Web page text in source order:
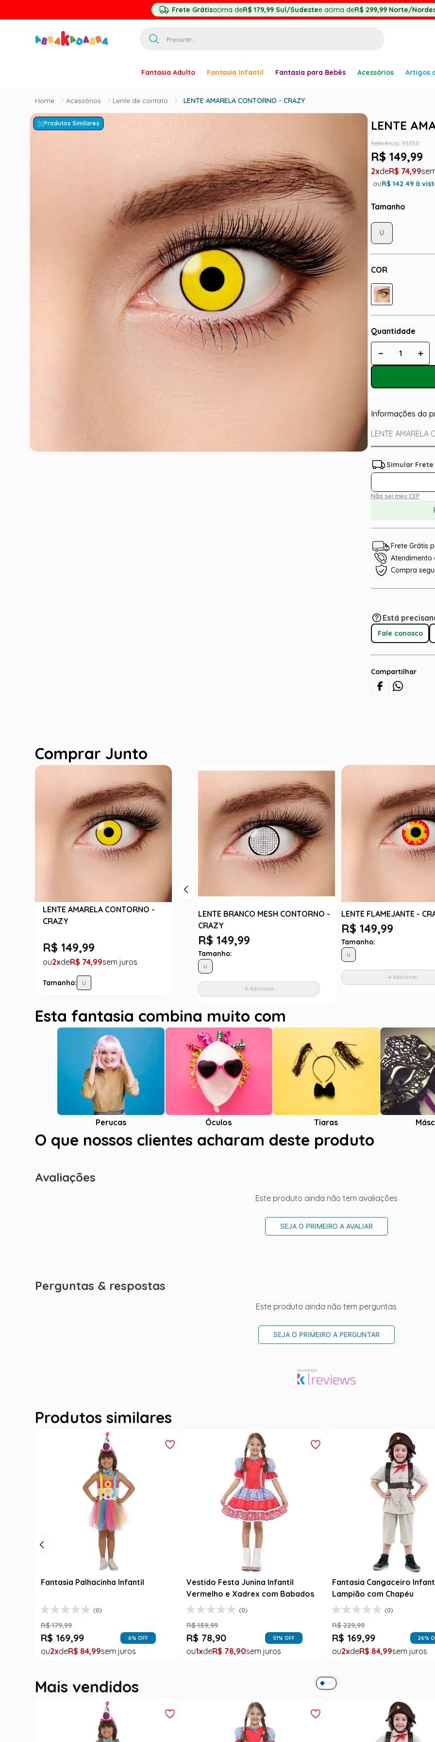
Frete Grátisacima deR$ 179,99 Sul/Sudestee acima deR$ 299,99 Norte/
Fantasia Adulto Fantasia Infantil Fantasia para Bebês Acessórios Artigos
Acessórios Lente de contato LENTE AMARELA CONTORNO - CRAZY
Produtos Similares LENTE
Referência: 93350
R$ 149,99
2 R$ 74,99
ouR$142.49 à
Tamanho
COR
U
Quantidade
＋
－
Informações do
LENTE AMARELA
Não sei meu CEP
Frete Grátis
Atendimento
Compra
Está
Fale conosco
Compartilhar
Comprar Junto
LENTE AMARELA CONTORNO -
CRAZY
R$ 149,99
2 R$ 74,99
Tamanho: U
LENTE BRANCO MESH CONTORNO -
CRAZY
R$ 149,99
Tamanho:
U
Adicionar
LENTE FLAMEJANTE -
R$ 149,99
Tamanho:
U
Adicionar
Esta fantasia combina muito com
Perucas Óculos Tiaras
O que nossos clientes acharam deste produto
Avaliações
Este produto ainda não tem avaliações
SEJA O PRIMEIRO A AVALIAR
Perguntas & respostas
Este produto ainda não tem perguntas
SEJA O PRIMEIRO A PERGUNTAR
Produtos similares
Fantasia Festa Junina Adulto
Jardineira Xadrez Caipira Azul
R$ 139,99
1 R$ 99, 99
Roupa Festa Junina Bebê Menina
Fantasia Rosa Floral com Renda
R$ 189,99
R$ 99,99 47 % OFF
1 R$ 99, 99
Saia Infantil Festa Junina
Xadrez Preto com Girassol
R$ 129,99
R$ 78,90
1 R$ 78, 90
Mais vendidos
2
princesa
3º
pirata
palhaço
7º
kpop
8º
branca neve
9º
toy story
10º rumi